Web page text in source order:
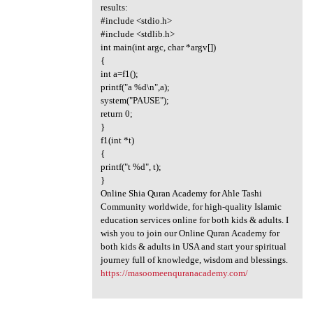
results:
#include <stdio.h>
#include <stdlib.h>
int main(int argc, char *argv[])
{
int a=f1();
printf("a %d\n",a);
system("PAUSE");
return 0;
}
f1(int *t)
{
printf("t %d", t);
}
Online Shia Quran Academy for Ahle Tashi
Community worldwide, for high-quality Islamic
education services online for both kids & adults. I
wish you to join our Online Quran Academy for
both kids & adults in USA and start your spiritual
journey full of knowledge, wisdom and blessings.
https://masoomeenquranacademy.com/